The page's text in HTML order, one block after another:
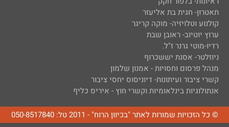
תאטרון- חגית בת אליעזר
קולנוע וטלויזיה- מוקה קריגר
ערוץ יוטיוב- ראובן שבת
רדיו-מוטי גרנר ז"ל.
ניוזלטר- אסנת יששכרוף
מנהל פרסום וחסויות - אמנון שלמון
קשרי ציבור ועיתונות- דיוניסוס יחסי ציבור
אנתולוגיות בינלאומיות וקשרי חוץ - איריס כליף
© כל הזכויות שמורות לאתר "בכיוון הרוח" - 2011 טל: 050-8517840